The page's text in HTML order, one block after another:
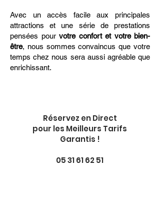
Avec un accès facile aux principales
attractions et une série de prestations
pensées pour votre confort et votre bien-
être, nous sommes convaincus que votre
temps chez nous sera aussi agréable que
enrichissant.
Réservez en Direct
pour les Meilleurs Tarifs
Garantis !
05 31 61 62 51